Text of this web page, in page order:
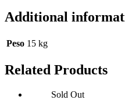
Additional
Peso 15 kg
Related Products
Sold Out